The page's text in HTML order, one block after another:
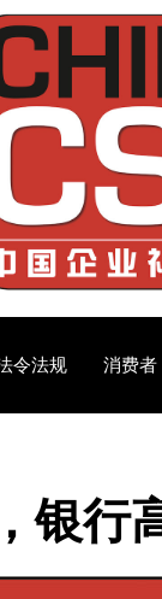
令法规 消费者
银行